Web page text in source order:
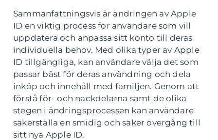
Sammanfattningsvis är ändringen av Apple
ID en viktig process för användare som vill
uppdatera och anpassa sitt konto till deras
individuella behov. Med olika typer av Apple
ID tillgängliga, kan användare välja det som
passar bäst för deras användning och dela
inköp och innehåll med familjen. Genom att
förstå för- och nackdelarna samt de olika
stegen i ändringsprocessen kan användare
säkerställa en smidig och säker övergång till
sitt nya Apple ID.